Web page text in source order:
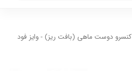
کنسرو دوست ماهی (بافت ریز) - وایز فود